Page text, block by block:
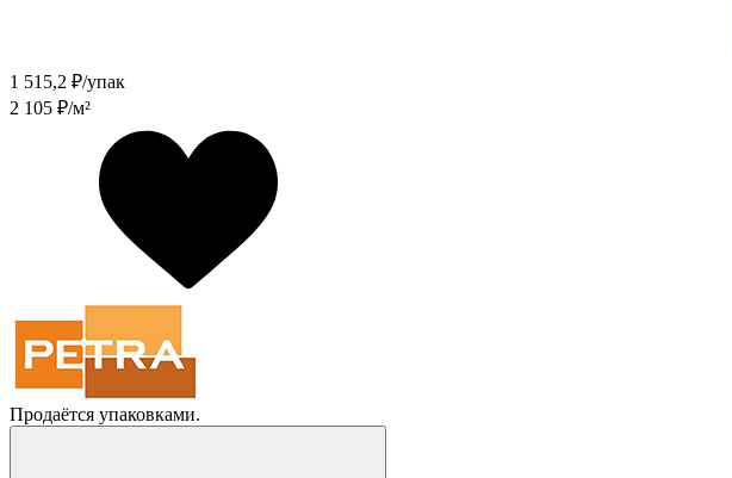
1 515,2 ₽/упак
2 105 ₽/м²
Продаётся упаковками.